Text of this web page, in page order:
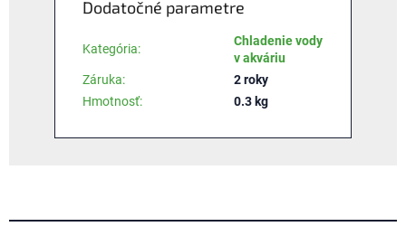
Dodatočné parametre
Kategória:
Chladenie vody
v akváriu
Záruka:
2 roky
Hmotnosť: 0.3 kg